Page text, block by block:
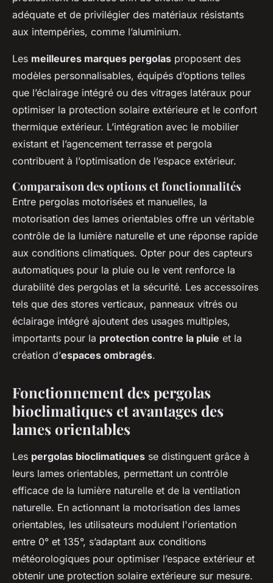
adéquate et de privilégier des matériaux résistants
aux intempéries, comme l’aluminium.
Les meilleures marques pergolas proposent des
modèles personnalisables, équipés d’options telles
que l’éclairage intégré ou des vitrages latéraux pour
optimiser la protection solaire extérieure et le confort
thermique extérieur. L’intégration avec le mobilier
existant et l’agencement terrasse et pergola
contribuent à l’optimisation de l’espace extérieur.
Comparaison des options et fonctionnalités
Entre pergolas motorisées et manuelles, la
motorisation des lames orientables offre un véritable
contrôle de la lumière naturelle et une réponse rapide
aux conditions climatiques. Opter pour des capteurs
automatiques pour la pluie ou le vent renforce la
durabilité des pergolas et la sécurité. Les accessoires
tels que des stores verticaux, panneaux vitrés ou
éclairage intégré ajoutent des usages multiples,
importants pour la protection contre la pluie et la
création d’espaces ombragés.
Fonctionnement des pergolas
bioclimatiques et avantages des
lames orientables
Les pergolas bioclimatiques se distinguent grâce à
leurs lames orientables, permettant un contrôle
efficace de la lumière naturelle et de la ventilation
naturelle. En actionnant la motorisation des lames
orientables, les utilisateurs modulent l'orientation
entre 0° et 135°, s’adaptant aux conditions
météorologiques pour optimiser l’espace extérieur et
obtenir une protection solaire extérieure sur mesure.